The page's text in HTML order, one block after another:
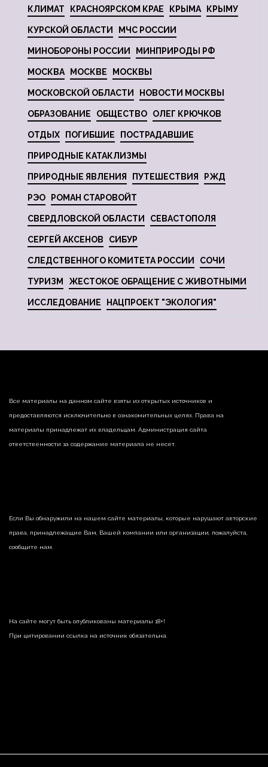
КЛИМАТ КРАСНОЯРСКОМ КРАЕ КРЫМА КРЫМУ
КУРСКОЙ ОБЛАСТИ МЧС РОССИИ
МИНОБОРОНЫ РОССИИ МИНПРИРОДЫ РФ
МОСКВА МОСКВЕ МОСКВЫ
МОСКОВСКОЙ ОБЛАСТИ НОВОСТИ МОСКВЫ
ОБРАЗОВАНИЕ ОБЩЕСТВО ОЛЕГ КРЮЧКОВ
ОТДЫХ ПОГИБШИЕ ПОСТРАДАВШИЕ
ПРИРОДНЫЕ КАТАКЛИЗМЫ
ПРИРОДНЫЕ ЯВЛЕНИЯ ПУТЕШЕСТВИЯ РЖД
РЭО РОМАН СТАРОВОЙТ
СВЕРДЛОВСКОЙ ОБЛАСТИ СЕВАСТОПОЛЯ
СЕРГЕЙ АКСЕНОВ СИБУР
СЛЕДСТВЕННОГО КОМИТЕТА РОССИИ СОЧИ
ТУРИЗМ ЖЕСТОКОЕ ОБРАЩЕНИЕ С ЖИВОТНЫМИ
ИССЛЕДОВАНИЕ НАЦПРОЕКТ "ЭКОЛОГИЯ"
Все материалы на данном сайте взяты из открытых источников и
предоставляются исключительно в ознакомительных целях. Права на
материалы принадлежат их владельцам. Администрация сайта
ответственности за содержание материала не несет.
Если Вы обнаружили на нашем сайте материалы, которые нарушают авторские
права, принадлежащие Вам, Вашей компании или организации, пожалуйста,
сообщите нам.
На сайте могут быть опубликованы материалы 18+!
При цитировании ссылка на источник обязательна.